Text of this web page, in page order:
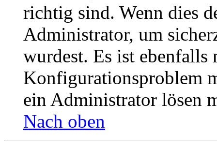
richtig sind. Wenn dies
Administrator, um
wurdest. Es ist ebenfalls
Konfigurationsproblem
ein Administrator lösen
Nach oben